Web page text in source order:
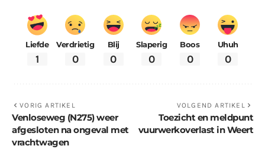
Liefde
1
Verdrietig
0
Blij
0
Slaperig
0
Boos
0
Uhuh
0
VORIG ARTIKEL
Venloseweg (N275) weer
afgesloten na ongeval met
vrachtwagen
VOLGEND ARTIKEL
Toezicht en meldpunt
vuurwerkoverlast in Weert